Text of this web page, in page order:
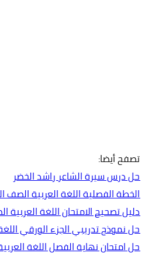
تصفح أيضا:
حل درس سيرة الشاعر راشد الخضر
الخطة الفصلية اللغة العربية الصف
دليل تصحيح الامتحان اللغة العربية
حل نموذج تدريبي الجزء الورقي
حل امتحان نهاية الفصل اللغة العربية